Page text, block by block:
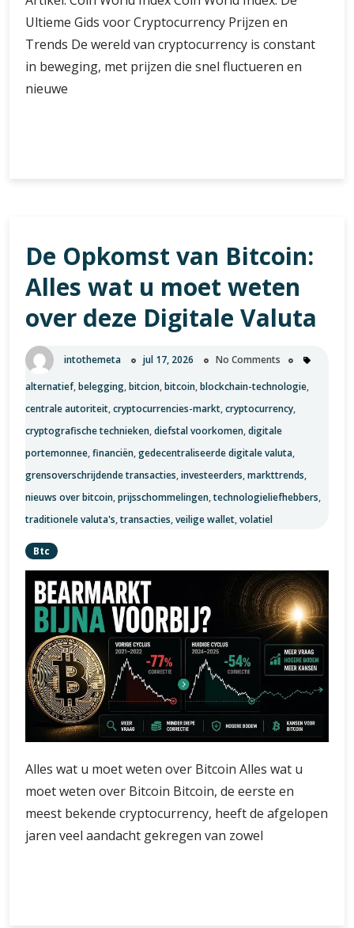
Ultieme Gids voor Cryptocurrency Prijzen en
Trends De wereld van cryptocurrency is constant
in beweging, met prijzen die snel fluctueren en
nieuwe
en
Trends:
Coin
World
Index
de
Schijnwerpers
De Opkomst van Bitcoin:
Alles wat u moet weten
over deze Digitale Valuta
intothemeta jul 17, 2026 No Comments
alternatief,belegging,bitcion,bitcoin,blockchain-technologie,
centrale autoriteit,cryptocurrencies-markt,cryptocurrency,
cryptografische technieken,diefstal voorkomen,digitale
portemonnee,financiën,gedecentraliseerde digitale valuta,
grensoverschrijdende transacties,investeerders,markttrends,
nieuws over bitcoin,prijsschommelingen,technologieliefhebbers,
traditionele valuta's,transacties,veilige wallet,volatiel
Btc
Alles wat u moet weten over Bitcoin Alles wat u
moet weten over Bitcoin Bitcoin, de eerste en
meest bekende cryptocurrency, heeft de afgelopen
jaren veel aandacht gekregen van zowel